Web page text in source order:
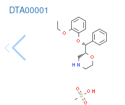
DTA00001